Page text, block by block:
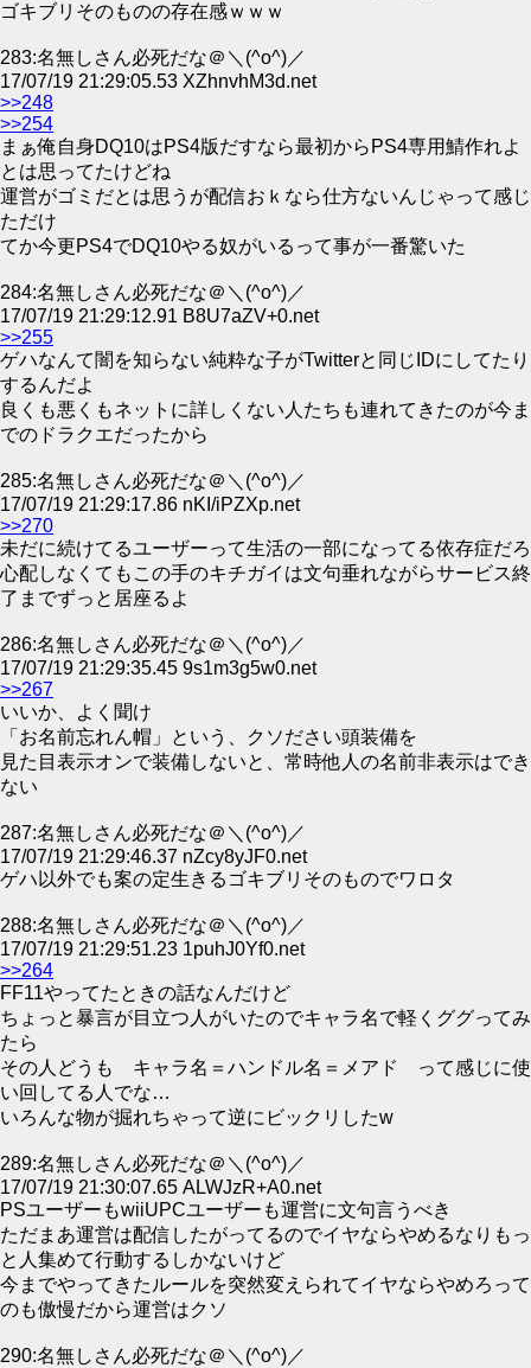
ゴキブリそのものの存在感ｗｗｗ
283:名無しさん必死だな＠＼(^o^)／
17/07/19 21:29:05.53 XZhnvhM3d.net
>>248
>>254
まぁ俺自身DQ10はPS4版だすなら最初からPS4専用鯖作れよ
とは思ってたけどね
運営がゴミだとは思うが配信おｋなら仕方ないんじゃって感じ
ただけ
てか今更PS4でDQ10やる奴がいるって事が一番驚いた
284:名無しさん必死だな＠＼(^o^)／
17/07/19 21:29:12.91 B8U7aZV+0.net
>>255
ゲハなんて闇を知らない純粋な子がTwitterと同じIDにしてたり
するんだよ
良くも悪くもネットに詳しくない人たちも連れてきたのが今ま
でのドラクエだったから
285:名無しさん必死だな＠＼(^o^)／
17/07/19 21:29:17.86 nKI/iPZXp.net
>>270
未だに続けてるユーザーって生活の一部になってる依存症だろ
心配しなくてもこの手のキチガイは文句垂れながらサービス終
了までずっと居座るよ
286:名無しさん必死だな＠＼(^o^)／
17/07/19 21:29:35.45 9s1m3g5w0.net
>>267
いいか、よく聞け
「お名前忘れん帽」という、クソださい頭装備を
見た目表示オンで装備しないと、常時他人の名前非表示はでき
ない
287:名無しさん必死だな＠＼(^o^)／
17/07/19 21:29:46.37 nZcy8yJF0.net
ゲハ以外でも案の定生きるゴキブリそのものでワロタ
288:名無しさん必死だな＠＼(^o^)／
17/07/19 21:29:51.23 1puhJ0Yf0.net
>>264
FF11やってたときの話なんだけど
ちょっと暴言が目立つ人がいたのでキャラ名で軽くググってみ
たら
その人どうも キャラ名＝ハンドル名＝メアド って感じに使
い回してる人でな…
いろんな物が掘れちゃって逆にビックリしたw
289:名無しさん必死だな＠＼(^o^)／
17/07/19 21:30:07.65 ALWJzR+A0.net
PSユーザーもwiiUPCユーザーも運営に文句言うべき
ただまあ運営は配信したがってるのでイヤならやめるなりもっ
と人集めて行動するしかないけど
今までやってきたルールを突然変えられてイヤならやめろって
のも傲慢だから運営はクソ
290:名無しさん必死だな＠＼(^o^)／